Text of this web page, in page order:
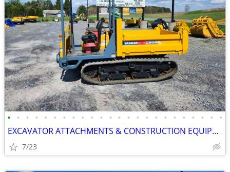
• • • • • • • • • • • • • • • • • • • • • • • •
EXCAVATOR ATTACHMENTS & CONSTRUCTION EQUIPMENT ON SALE!!!
7/23